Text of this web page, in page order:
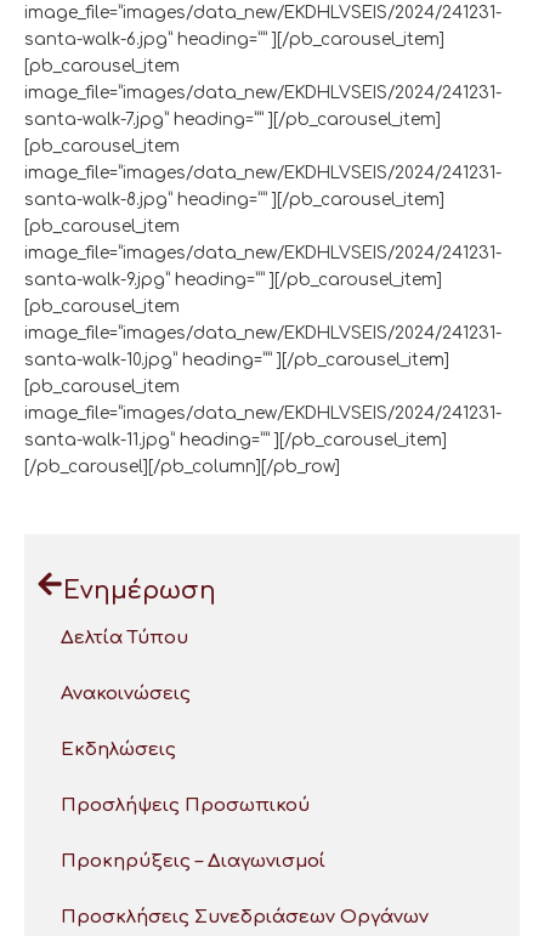
image_file=”images/data_new/EKDHLVSEIS/2024/241231-
santa-walk-6.jpg” heading=”” ][/pb_carousel_item]
[pb_carousel_item
image_file=”images/data_new/EKDHLVSEIS/2024/241231-
santa-walk-7.jpg” heading=”” ][/pb_carousel_item]
[pb_carousel_item
image_file=”images/data_new/EKDHLVSEIS/2024/241231-
santa-walk-8.jpg” heading=”” ][/pb_carousel_item]
[pb_carousel_item
image_file=”images/data_new/EKDHLVSEIS/2024/241231-
santa-walk-9.jpg” heading=”” ][/pb_carousel_item]
[pb_carousel_item
image_file=”images/data_new/EKDHLVSEIS/2024/241231-
santa-walk-10.jpg” heading=”” ][/pb_carousel_item]
[pb_carousel_item
image_file=”images/data_new/EKDHLVSEIS/2024/241231-
santa-walk-11.jpg” heading=”” ][/pb_carousel_item]
[/pb_carousel][/pb_column][/pb_row]
Ενημέρωση
Δελτία Τύπου
Ανακοινώσεις
Εκδηλώσεις
Προσλήψεις Προσωπικού
Προκηρύξεις – Διαγωνισμοί
Προσκλήσεις Συνεδριάσεων Οργάνων